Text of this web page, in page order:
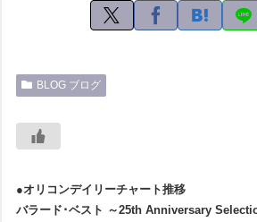
BLOG ブログ
●オリコンデイリーチャート推移
バラード･ベスト ～25th Anniversary